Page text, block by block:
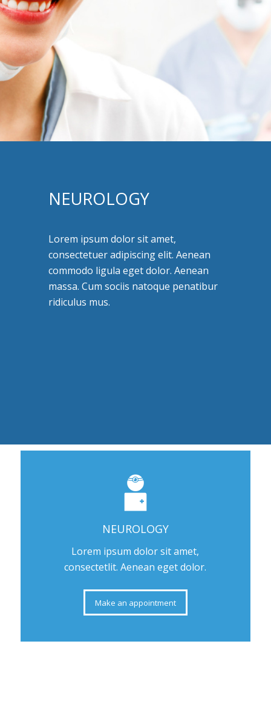
NEUROLOGY
Lorem ipsum dolor sit amet,
consectetuer adipiscing elit. Aenean
commodo ligula eget dolor. Aenean
massa. Cum sociis natoque penatibur
ridiculus mus.
NEUROLOGY
Lorem ipsum dolor sit amet,
consectetlit. Aenean eget dolor.
Make an appointment